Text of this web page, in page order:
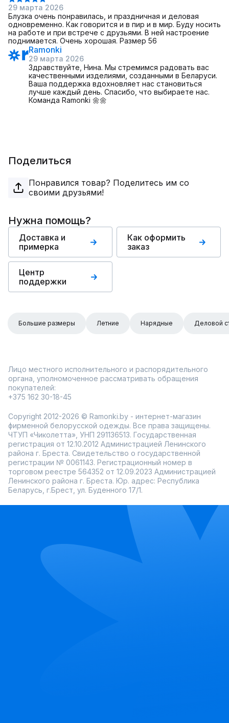
29 марта 2026
Блузка очень понравилась, и праздничная и деловая
одновременно. Как говорится и в пир и в мир. Буду носить
на работе и при встрече с друзьями. В ней настроение
поднимается. Очень хорошая. Размер 56
Ramonki
29 марта 2026
Здравствуйте, Нина. Мы стремимся радовать вас
качественными изделиями, созданными в Беларуси.
Ваша поддержка вдохновляет нас становиться
лучше каждый день. Спасибо, что выбираете нас.
Команда Ramonki 🌼🌼
Поделиться
Понравился товар? Поделитесь им со
своими друзьями!
Нужна помощь?
Доставка и
примерка
Как оформить
заказ
Центр
поддержки
Большие размеры Летние Нарядные Деловой
Лицо местного исполнительного и распорядительного
органа, уполномоченное рассматривать обращения
покупателей:
+375 162 30-18-45
Copyright 2012-2026 © Ramonki.by - интернет-магазин
фирменной белорусской одежды. Все права защищены.
ЧТУП «Чиколетта», УНП 291136513. Государственная
регистрация от 12.10.2012 Администрацией Ленинского
района г. Бреста. Свидетельство о государственной
регистрации № 0061143. Регистрационный номер в
торговом реестре 564352 от 12.09.2023 Администрацией
Ленинского района г. Бреста. Юр. адрес: Республика
Беларусь, г.Брест, ул. Буденного 17/1.